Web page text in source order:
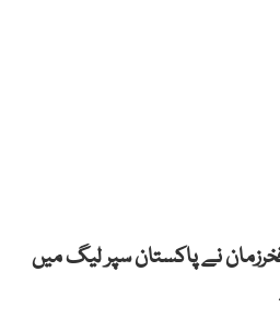
فخرزمان نے پاکستان سپر لیگ میں